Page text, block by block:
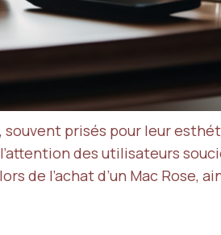
souvent prisés pour leur
des utilisateurs
de l’achat d’un Mac Rose,